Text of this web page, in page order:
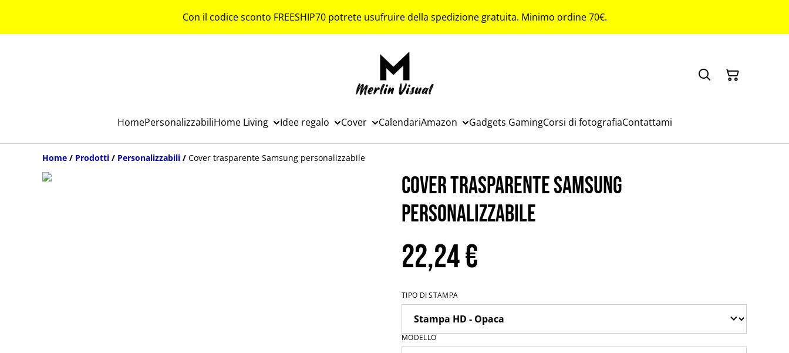
Con il codice sconto FREESHIP70 potrete usufruire della spedizione gratuita. Minimo ordine 70€.
HomePersonalizzabiliHome Living Idee regalo Cover CalendariAmazon Gadgets GamingCorsi di fotografiaContattami
Home / Prodotti / Personalizzabili / Cover trasparente Samsung personalizzabile
Cover trasparente Samsung
personalizzabile
22,24 €
TIPO DI STAMPA
MODELLO